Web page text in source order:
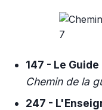
147 - Le Guide
Chemin de la
247 -